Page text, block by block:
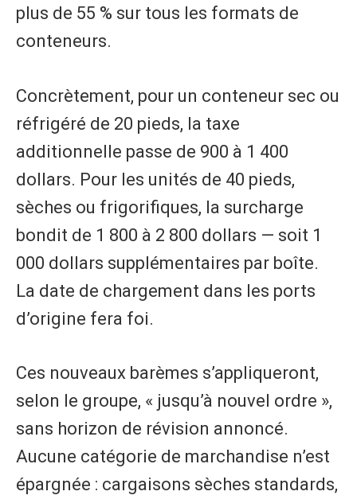
plus de 55 % sur tous les formats de
conteneurs.
Concrètement, pour un conteneur sec ou
réfrigéré de 20 pieds, la taxe
additionnelle passe de 900 à 1 400
dollars. Pour les unités de 40 pieds,
sèches ou frigorifiques, la surcharge
bondit de 1 800 à 2 800 dollars — soit 1
000 dollars supplémentaires par boîte.
La date de chargement dans les ports
d’origine fera foi.
Ces nouveaux barèmes s’appliqueront,
selon le groupe, « jusqu’à nouvel ordre »,
sans horizon de révision annoncé.
Aucune catégorie de marchandise n’est
épargnée : cargaisons sèches standards,